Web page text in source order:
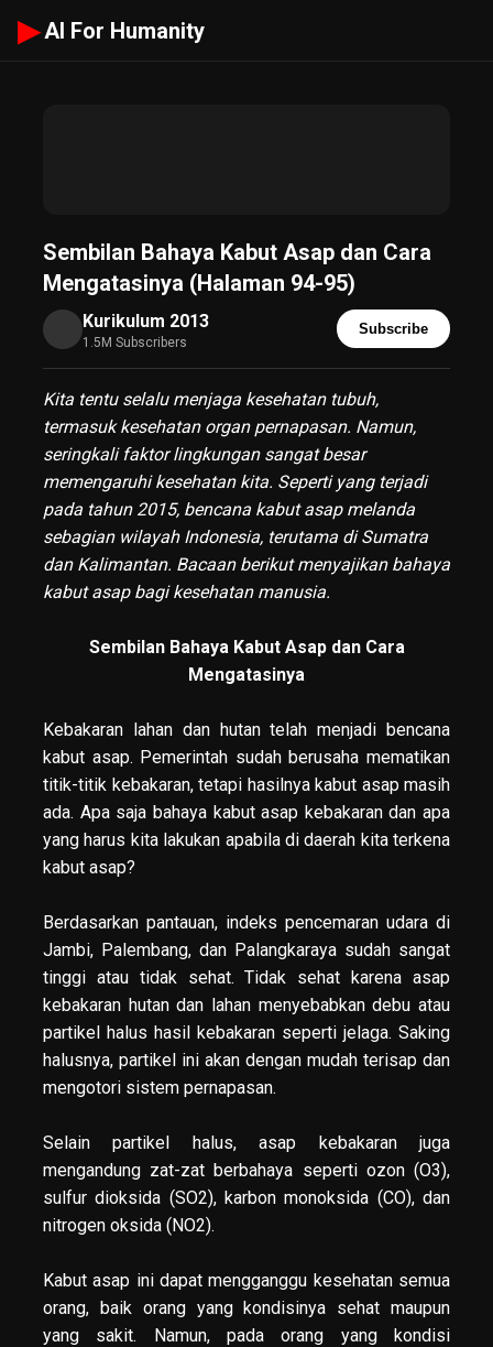
▶ AI For Humanity
Sembilan Bahaya Kabut Asap dan Cara
Mengatasinya (Halaman 94-95)
Kurikulum 2013
1.5M Subscribers
Subscribe
Kita tentu selalu menjaga kesehatan tubuh,
termasuk kesehatan organ pernapasan. Namun,
seringkali faktor lingkungan sangat besar
memengaruhi kesehatan kita. Seperti yang terjadi
pada tahun 2015, bencana kabut asap melanda
sebagian wilayah Indonesia, terutama di Sumatra
dan Kalimantan. Bacaan berikut menyajikan bahaya
kabut asap bagi kesehatan manusia.
Sembilan Bahaya Kabut Asap dan Cara
Mengatasinya
Kebakaran lahan dan hutan telah menjadi bencana
kabut asap. Pemerintah sudah berusaha mematikan
titik-titik kebakaran, tetapi hasilnya kabut asap masih
ada. Apa saja bahaya kabut asap kebakaran dan apa
yang harus kita lakukan apabila di daerah kita terkena
kabut asap?
Berdasarkan pantauan, indeks pencemaran udara di
Jambi, Palembang, dan Palangkaraya sudah sangat
tinggi atau tidak sehat. Tidak sehat karena asap
kebakaran hutan dan lahan menyebabkan debu atau
partikel halus hasil kebakaran seperti jelaga. Saking
halusnya, partikel ini akan dengan mudah terisap dan
mengotori sistem pernapasan.
Selain partikel halus, asap kebakaran juga
mengandung zat-zat berbahaya seperti ozon (O3),
sulfur dioksida (SO2), karbon monoksida (CO), dan
nitrogen oksida (NO2).
Kabut asap ini dapat mengganggu kesehatan semua
orang, baik orang yang kondisinya sehat maupun
yang sakit. Namun, pada orang yang kondisi